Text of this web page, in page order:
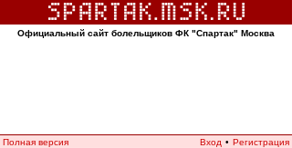
Официальный сайт болельщиков ФК "Спартак" Москва
Полная версия Вход • Регистрация